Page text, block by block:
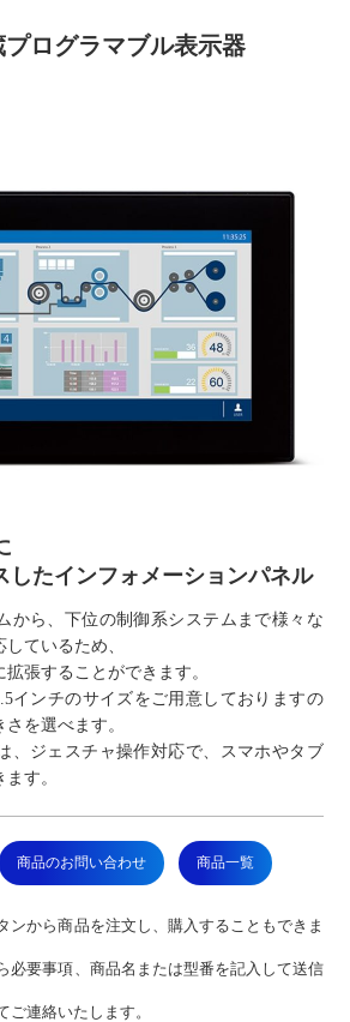
ログラマブル表示器
したインフォメーションパネル
から、下位の制御系システムまで様々な
ているため、
張することができます。
インチのサイズをご用意しておりますの
を選べます。
、ジェスチャ操作対応で、スマホやタブ
す。
商品のお問い合わせ 商品一覧
ンから商品を注文し、購入することもできま
必要事項、商品名または型番を記入して送信
ご連絡いたします。